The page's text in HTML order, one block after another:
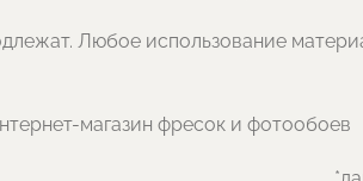
Любое использование
магазин фресок и фотообоев